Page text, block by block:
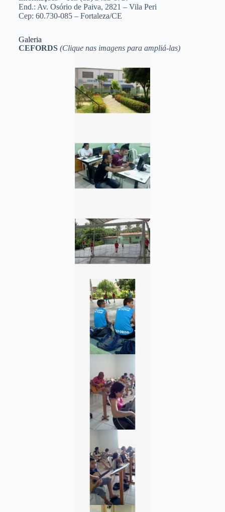
End.: Av. Osório de Paiva, 2821 – Vila Peri
Cep: 60.730-085 – Fortaleza/CE
Galeria
CEFORDS (Clique nas imagens para ampliá-las)